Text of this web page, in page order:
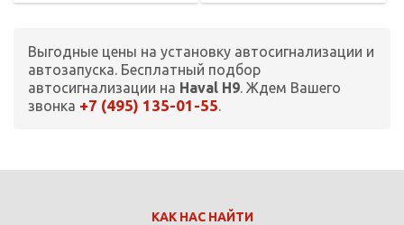
Выгодные цены на установку автосигнализации и
автозапуска. Бесплатный подбор
автосигнализации на Haval H9. Ждем Вашего
звонка +7 (495) 135-01-55.
КАК НАС НАЙТИ